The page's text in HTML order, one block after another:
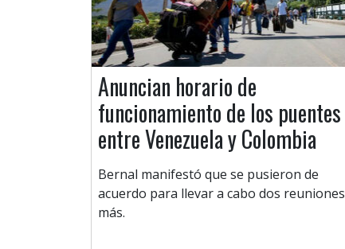
Anuncian horario de
funcionamiento de los puentes
entre Venezuela y Colombia
Bernal manifestó que se pusieron de
acuerdo para llevar a cabo dos reuniones
más.